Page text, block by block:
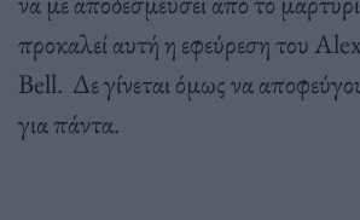
προκαλεί αυτή η εφεύρεση του
Bell. Δε γίνεται όμως να
για πάντα.